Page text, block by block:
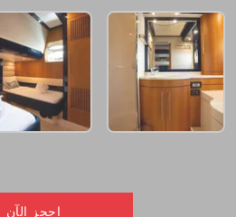
احجز الآن